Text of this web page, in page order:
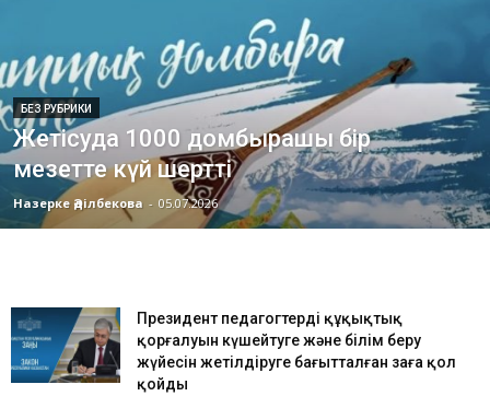
БЕЗ РУБРИКИ
Жетісуда 1000 домбырашы бір
мезетте күй шертті
Назерке Әділбекова - 05.07.2026
Президент педагогтердің құқықтық
қорғалуын күшейтуге және білім беру
жүйесін жетілдіруге бағытталған заңға қол
қойды